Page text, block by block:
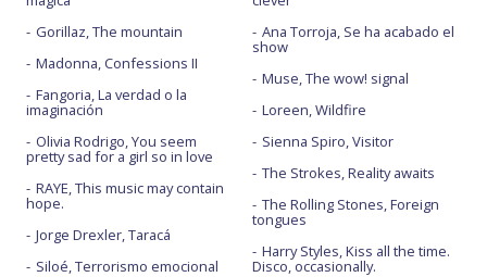
Gorillaz, The mountain
Madonna, Confessions II
Fangoria, La verdad o la
imaginación
Olivia Rodrigo, You seem
pretty sad for a girl so in love
RAYE, This music may contain
hope.
Jorge Drexler, Taracá
Siloé, Terrorismo emocional
Ana Torroja, Se ha acabado el
show
Muse, The wow! signal
Loreen, Wildfire
Sienna Spiro, Visitor
The Strokes, Reality awaits
The Rolling Stones, Foreign
tongues
Harry Styles, Kiss all the time.
Disco, occasionally.